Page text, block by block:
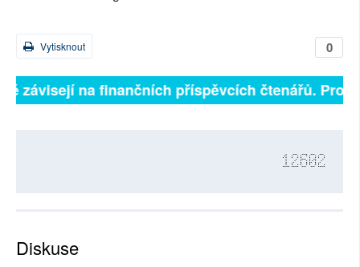
0
Vytisknout
závisejí na finančních příspěvcích čtenářů.
12602
Diskuse